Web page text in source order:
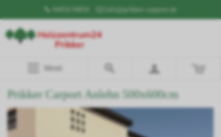
info@prikker-carports.de
Menü
Prikker Carport Anlehn 500x600cm